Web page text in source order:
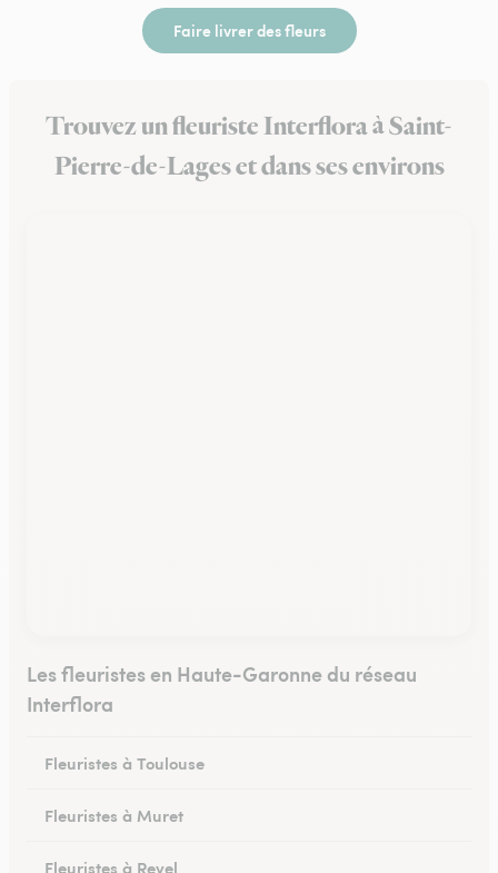
Faire livrer des fleurs
Trouvez un fleuriste Interflora à Saint-
Pierre-de-Lages et dans ses environs
Les fleuristes en Haute-Garonne du réseau
Interflora
Fleuristes à Toulouse
Fleuristes à Muret
Fleuristes à Revel